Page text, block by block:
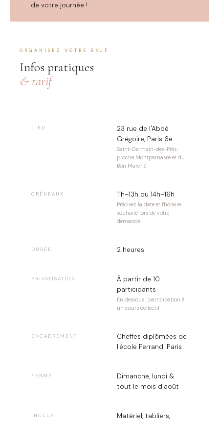
de votre journée !
ORGANISEZ VOTRE EVJF
Infos pratiques
& tarif
LIEU
23 rue de l'Abbé
Grégoire, Paris 6e
Saint-Germain-des-Prés ·
proche Montparnasse et du
Bon Marché
CRÉNEAUX 11h–13h ou 14h–16h
Précisez la date et l'horaire
souhaité lors de votre
demande
DURÉE 2 heures
PRIVATISATION
À partir de 10
participants
En dessous : participation à
un cours collectif
ENCADREMENT
Cheffes diplômées de
l'école Ferrandi Paris
FERMÉ
Dimanche, lundi &
tout le mois d'août
INCLUS
Matériel, tabliers,